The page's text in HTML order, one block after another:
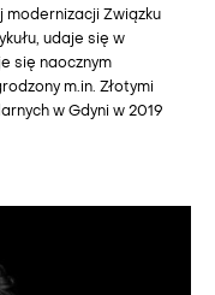
modernizacji Związku
udaje się w
się naocznym
m.in. Złotymi
w Gdyni w 2019